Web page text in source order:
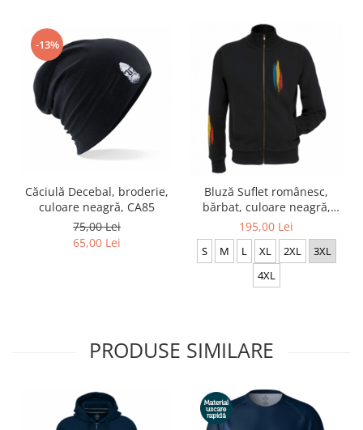
-13%
Căciulă Decebal, broderie,
culoare neagră, CA85
75,00 Lei
65,00 Lei
Bluză Suflet românesc,
bărbat, culoare neagră,
CH13
195,00 Lei
S M L XL 2XL
3XL
4XL
PRODUSE SIMILARE